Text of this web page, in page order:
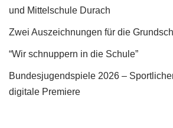
und Mittelschule Durach
Zwei Auszeichnungen für die
“Wir schnuppern in die Schule”
Bundesjugendspiele 2026 –
digitale Premiere